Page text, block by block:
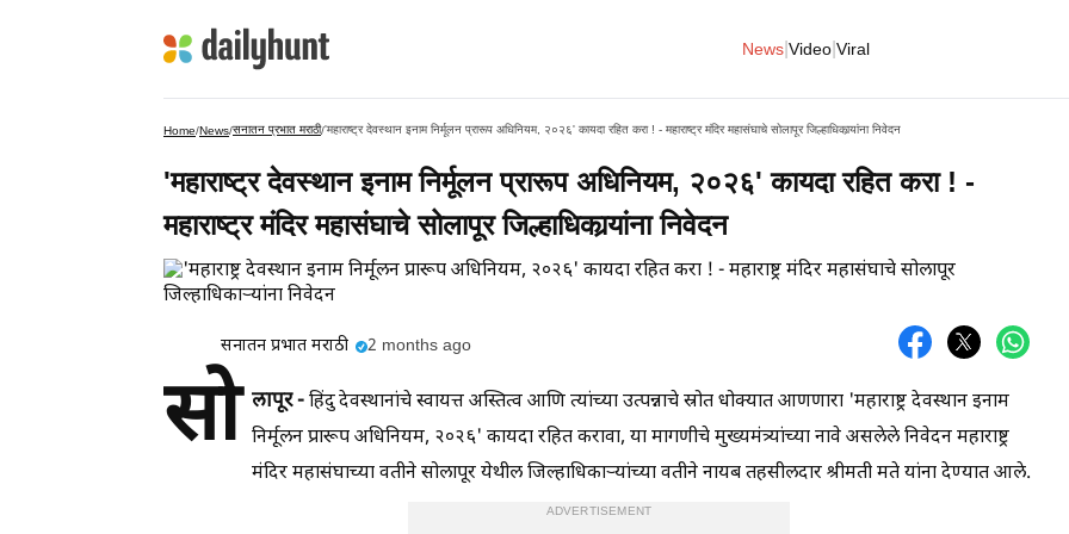
News Video Viral
Home/News/सनातन प्रभात मराठी/'महाराष्ट्र देवस्थान इनाम निर्मूलन प्रारूप अधिनियम, २०२६' कायदा रहित करा ! - महाराष्ट्र मंदिर महासंघाचे सोलापूर जिल्हाधिकार्‍यांना निवेदन
'महाराष्ट्र देवस्थान इनाम निर्मूलन प्रारूप अधिनियम, २०२६' कायदा रहित करा ! -
महाराष्ट्र मंदिर महासंघाचे सोलापूर जिल्हाधिकार्‍यांना निवेदन
सनातन प्रभात मराठी 2 months ago
सो लापूर -हिंदु देवस्थानांचे स्वायत्त अस्तित्व आणि त्यांच्या उत्पन्नाचे स्रोत धोक्यात आणणारा 'महाराष्ट्र देवस्थान इनाम
निर्मूलन प्रारूप अधिनियम, २०२६' कायदा रहित करावा, या मागणीचे मुख्यमंत्र्यांच्या नावे असलेले निवेदन महाराष्ट्र
मंदिर महासंघाच्या वतीने सोलापूर येथील जिल्हाधिकार्‍यांच्या वतीने नायब तहसीलदार श्रीमती मते यांना देण्यात आले.
ADVERTISEMENT